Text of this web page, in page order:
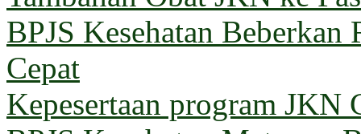
BPJS Kesehatan
Cepat
Kepesertaan program JKN